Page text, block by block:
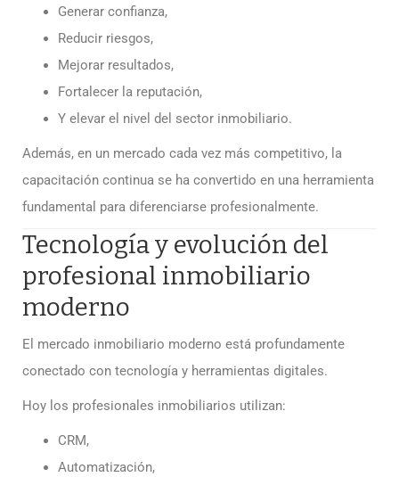
Generar confianza,
Reducir riesgos,
Mejorar resultados,
Fortalecer la reputación,
Y elevar el nivel del sector inmobiliario.
Además, en un mercado cada vez más competitivo, la
capacitación continua se ha convertido en una herramienta
fundamental para diferenciarse profesionalmente.
Tecnología y evolución del
profesional inmobiliario
moderno
El mercado inmobiliario moderno está profundamente
conectado con tecnología y herramientas digitales.
Hoy los profesionales inmobiliarios utilizan:
CRM,
Automatización,